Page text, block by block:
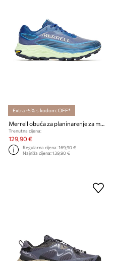
Extra -5% s kodom: OFF*
Trenutna cijena:
129,90 €
Regularna cijena:169,90 €
Najniža cijena:139,90 €